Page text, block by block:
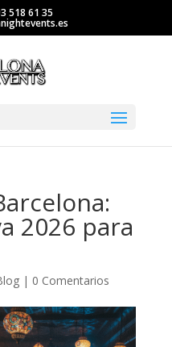
518 61 35
2026 para
| 0 Comentarios